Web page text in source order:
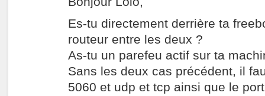
Es-tu directement derrière ta
routeur entre les deux ?
As-tu un parefeu actif sur ta
Sans les deux cas précédent, il
5060 et udp et tcp ainsi que le